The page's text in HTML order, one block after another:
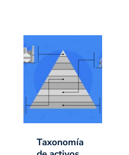
Taxonomía